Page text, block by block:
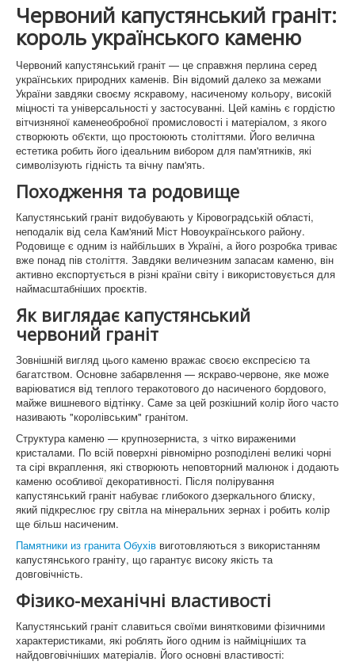
Памятники Біла церква
Памятники Буча
Памятники Ірпінь
Памятники Гостомель
Памятнки Нові Петрівці
Памятники Ворзель
Памятники Димер
Памятинки Вишгород
Памятники Вишневе
Памятники Боярка
Памятники Немішаеве
Памятники Макарів
Памятники Глеваха
Памятники Чабани
Памятники Іванків
Памятники Бровари
Памятники Бородянка
Памятники Бориспіль
Памятники Фастів
Памятники Васильків
Памятники Обухів
Червоний капустянський граніт:
король українського каменю
Червоний капустянський граніт — це справжня перлина серед
українських природних каменів. Він відомий далеко за межами
України завдяки своєму яскравому, насиченому кольору, високій
міцності та універсальності у застосуванні. Цей камінь є гордістю
вітчизняної каменеобробної промисловості і матеріалом, з якого
створюють об'єкти, що простоюють століттями. Його велична
естетика робить його ідеальним вибором для пам'ятників, які
символізують гідність та вічну пам'ять.
Походження та родовище
Капустянський граніт видобувають у Кіровоградській області,
неподалік від села Кам'яний Міст Новоукраїнського району.
Родовище є одним із найбільших в Україні, а його розробка триває
вже понад пів століття. Завдяки величезним запасам каменю, він
активно експортується в різні країни світу і використовується для
наймасштабніших проєктів.
Як виглядає капустянський
червоний граніт
Зовнішній вигляд цього каменю вражає своєю експресією та
багатством. Основне забарвлення — яскраво-червоне, яке може
варіюватися від теплого теракотового до насиченого бордового,
майже вишневого відтінку. Саме за цей розкішний колір його часто
називають "королівським" гранітом.
Структура каменю — крупнозерниста, з чітко вираженими
кристалами. По всій поверхні рівномірно розподілені великі чорні
та сірі вкраплення, які створюють неповторний малюнок і додають
каменю особливої декоративності. Після полірування
капустянський граніт набуває глибокого дзеркального блиску,
який підкреслює гру світла на мінеральних зернах і робить колір
ще більш насиченим.
Памятники из гранита Обухів виготовляються з використанням
капустянського граніту, що гарантує високу якість та
довговічність.
Фізико-механічні властивості
Капустянський граніт славиться своїми винятковими фізичними
характеристиками, які роблять його одним із найміцніших та
найдовговічніших матеріалів. Його основні властивості: